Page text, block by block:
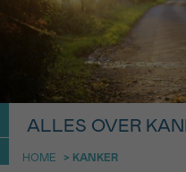
ALLES OVER
HOME > KANKER
EMAIL
NAAM
IN DE STRIJD
JE NIET ALLEEN
Professionele
Contacteer ons
ma-vrij 9u tot 18u
geen enkele
Afspraak Vraag